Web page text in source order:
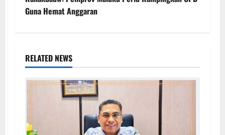
Guna Hemat Anggaran
RELATED NEWS